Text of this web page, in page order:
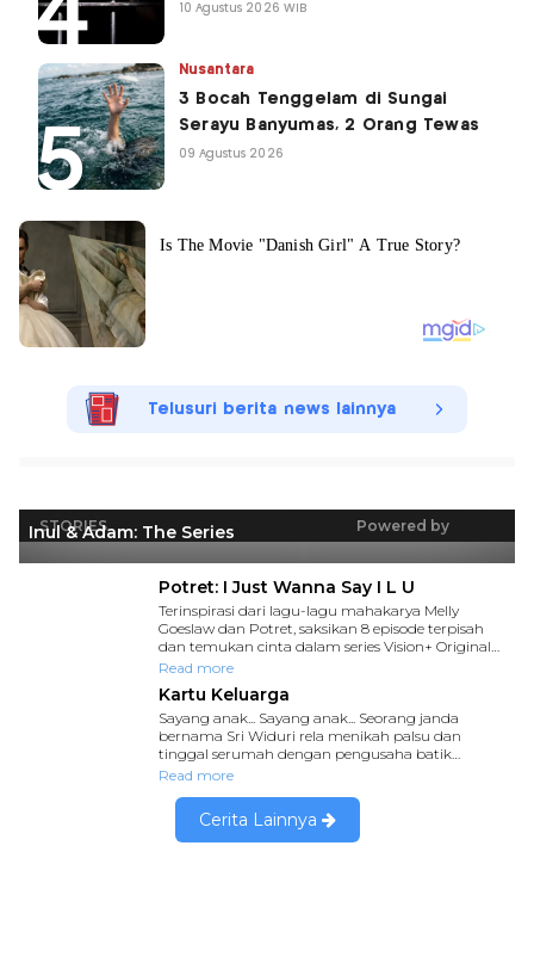
10 Agustus 2026 WIB
Nusantara
3 Bocah Tenggelam di Sungai
Serayu Banyumas, 2 Orang Tewas
09 Agustus 2026
Telusuri berita news lainnya